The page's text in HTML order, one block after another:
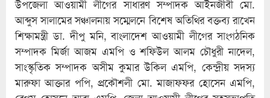
উপজেলা আওয়ামী লীগের সাধারণ সম্পাদক আইনজীবী মো.
আব্দুস সালামের সঞ্চালনায় সম্মেলনে বিশেষ অতিথির বক্তব্য রাখেন
শিক্ষামন্ত্রী ডা. দীপু মনি, বাংলাদেশ আওয়ামী লীগের সাংগঠনিক
সম্পাদক মির্জা আজম এমপি ও শফিউল আলম চৌধুরী নাদেল,
সাংস্কৃতিক সম্পাদক অসীম কুমার উকিল এমপি, কেন্দ্রীয় সদস্য
মারুফা আক্তার পপি, প্রকৌশলী মো. মাজাফফর হোসেন এমপি,